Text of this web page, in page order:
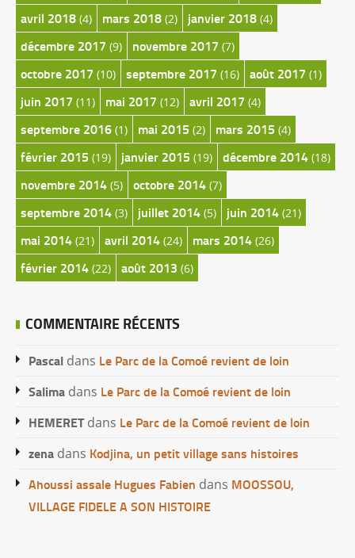
avril 2018 (4) mars 2018 (2) janvier 2018 (4)
décembre 2017 (9) novembre 2017 (7)
octobre 2017 (10) septembre 2017 (16) août 2017 (1)
juin 2017 (11) mai 2017 (12) avril 2017 (4)
septembre 2016 (1) mai 2015 (2) mars 2015 (4)
février 2015 (19) janvier 2015 (19) décembre 2014 (18)
novembre 2014 (5) octobre 2014 (7)
septembre 2014 (3) juillet 2014 (5) juin 2014 (21)
mai 2014 (21) avril 2014 (24) mars 2014 (26)
février 2014 (22) août 2013 (6)
COMMENTAIRE RÉCENTS
Pascal dans Le Parc de la Comoé revient de loin
Salima dans Le Parc de la Comoé revient de loin
HEMERETdans Le Parc de la Comoé revient de loin
zena dans Kodjina, un petit village sans histoires
Ahoussi assale Hugues Fabien dans MOOSSOU,
VILLAGE FIDELE A SON HISTOIRE